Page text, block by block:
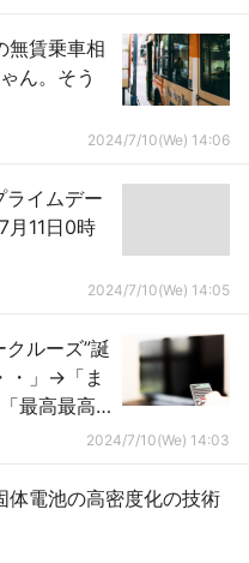
無賃乗車相
ん。そう
2024/7/10(We) 14:06
イムデー
月11日0時
2024/7/10(We) 14:05
ルーズ”誕
・」→「ま
最高最高
日本なら2024/7/10(We) 14:03
体電池の高密度化の技術